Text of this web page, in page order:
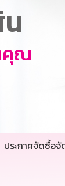
คุณ
ประกาศจัดซื้อจั